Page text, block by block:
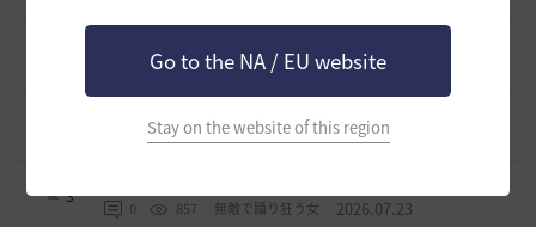
Go to the NA / EU website
Stay on the website of this region
802 マサ 2026.07.24
774 飛鳥雨音 2026.07.24
3
0 857 無敵で踊り狂う女 2026.07.23